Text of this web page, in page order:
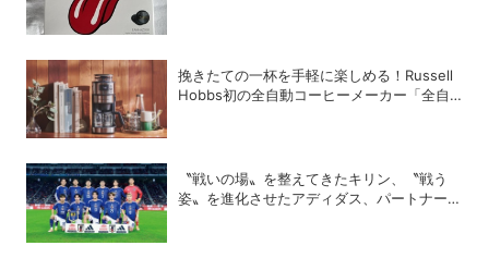
挽きたての一杯を手軽に楽しめる！Russell
Hobbs初の全自動コーヒーメーカー「全自
〝戦いの場〟を整えてきたキリン、〝戦う
姿〟を進化させたアディダス、パートナー企